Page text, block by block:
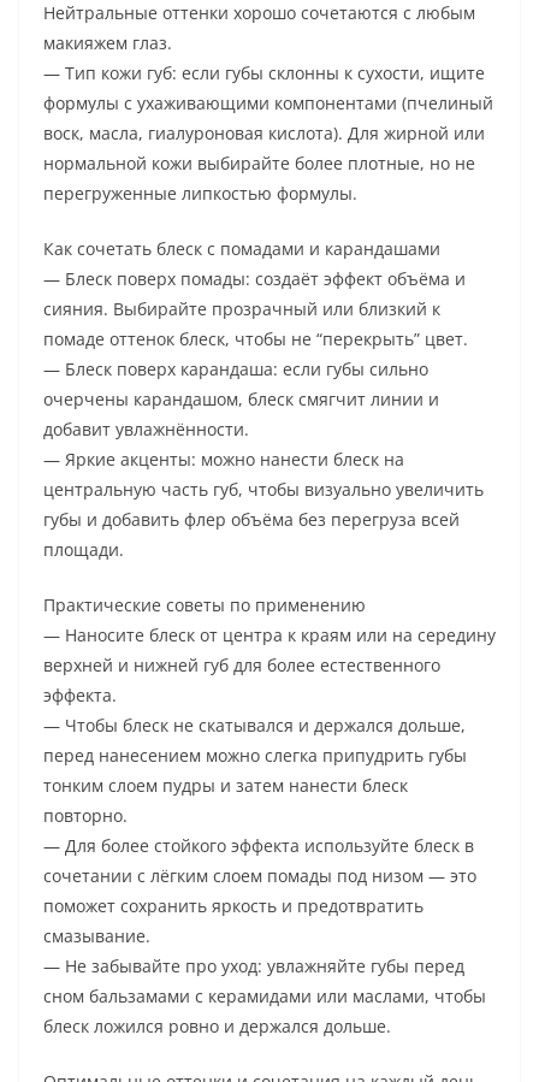
Нейтральные оттенки хорошо сочетаются с любым
макияжем глаз.
— Тип кожи губ: если губы склонны к сухости, ищите
формулы с ухаживающими компонентами (пчелиный
воск, масла, гиалуроновая кислота). Для жирной или
нормальной кожи выбирайте более плотные, но не
перегруженные липкостью формулы.
Как сочетать блеск с помадами и карандашами
— Блеск поверх помады: создаёт эффект объёма и
сияния. Выбирайте прозрачный или близкий к
помаде оттенок блеск, чтобы не “перекрыть” цвет.
— Блеск поверх карандаша: если губы сильно
очерчены карандашом, блеск смягчит линии и
добавит увлажнённости.
— Яркие акценты: можно нанести блеск на
центральную часть губ, чтобы визуально увеличить
губы и добавить флер объёма без перегруза всей
площади.
Практические советы по применению
— Наносите блеск от центра к краям или на середину
верхней и нижней губ для более естественного
эффекта.
— Чтобы блеск не скатывался и держался дольше,
перед нанесением можно слегка припудрить губы
тонким слоем пудры и затем нанести блеск
повторно.
— Для более стойкого эффекта используйте блеск в
сочетании с лёгким слоем помады под низом — это
поможет сохранить яркость и предотвратить
смазывание.
— Не забывайте про уход: увлажняйте губы перед
сном бальзамами с керамидами или маслами, чтобы
блеск ложился ровно и держался дольше.